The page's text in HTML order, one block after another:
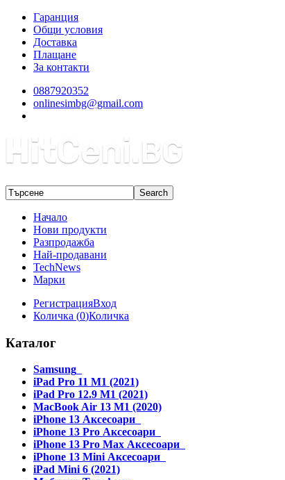
Гаранция
Общи условия
Доставка
Плащане
За контакти
0887920352
onlinesimbg@gmail.com
Начало
Нови продукти
Разпродажба
Най-продавани
TechNews
Марки
РегистрацияВход
Количка (0)Количка
Каталог
Samsung
iPad Pro 11 M1 (2021)
iPad Pro 12.9 M1 (2021)
MacBook Air 13 M1 (2020)
iPhone 13 Аксесоари
iPhone 13 Pro Аксесоари
iPhone 13 Pro Max Аксесоари
iPhone 13 Mini Аксесоари
iPad Mini 6 (2021)